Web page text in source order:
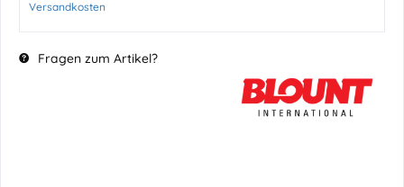
Versandkosten
Fragen zum Artikel?